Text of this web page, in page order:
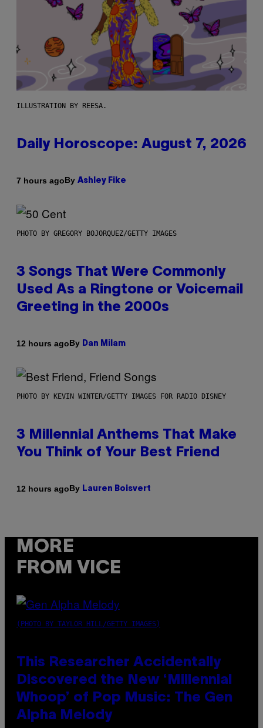
ILLUSTRATION BY REESA.
Daily Horoscope: August 7, 2026
7 hours agoBy Ashley Fike
PHOTO BY GREGORY BOJORQUEZ/GETTY IMAGES
3 Songs That Were Commonly
Used As a Ringtone or Voicemail
Greeting in the 2000s
12 hours agoBy Dan Milam
PHOTO BY KEVIN WINTER/GETTY IMAGES FOR RADIO DISNEY
3 Millennial Anthems That Make
You Think of Your Best Friend
12 hours agoBy Lauren Boisvert
MORE
FROM VICE
(PHOTO BY TAYLOR HILL/GETTY IMAGES)
This Researcher Accidentally
Discovered the New ‘Millennial
Whoop’ of Pop Music: The Gen
Alpha Melody